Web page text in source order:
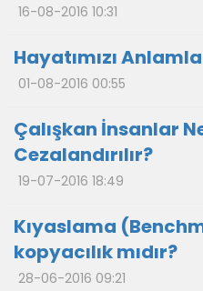
16-08-2016 10:31
Hayatımızı
01-08-2016 00:55
Çalışkan İnsanlar
Cezalandırılır?
19-07-2016 18:49
Kıyaslama
kopyacılık mıdır?
28-06-2016 09:21